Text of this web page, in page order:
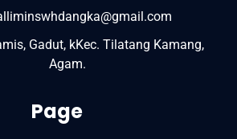
Gadut, kKec. Tilatang Kamang,
Agam.
Page